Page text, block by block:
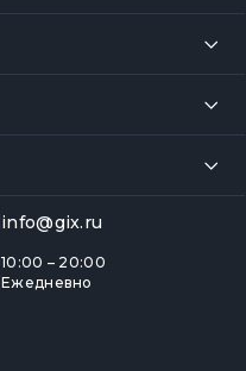
info@gix.ru
10:00 – 20:00
Ежедневно